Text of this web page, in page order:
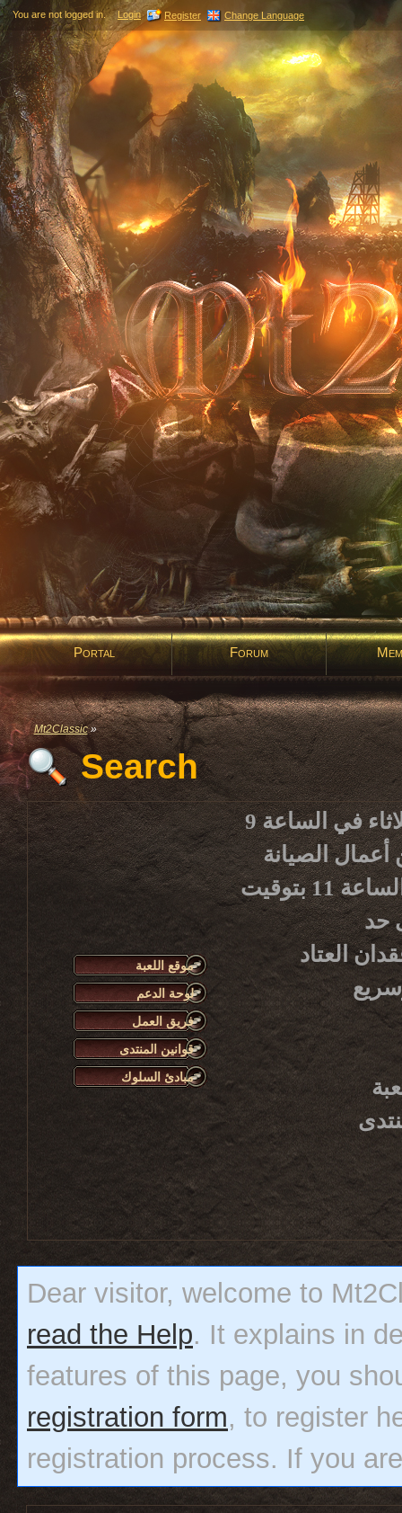
You are not logged in. Login Register Change Language
Portal Forum
Mt2Classic»
Search
موقع اللعبة
لوحة الدعم
فريق العمل
قوانين المنتدى
مبادئ السلوك
يرجى الانتباه أن أعمال صيانة الخادم الأسبوعية تبدأ كل ثلاثاء في الساعة 9
من أعمال الصيانة
سيكون الخادم متوفراً للاستعمال من جديد، وذلك حوالي الساعة 11 بتوقيت
العتاد
Dear visitor, welcome to
read the Help. It explains in
features of this page, you
registration form, to register
registration process. If you